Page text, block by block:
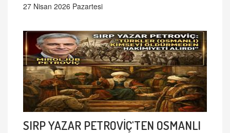
27 Nisan 2026 Pazartesi
SIRP YAZAR PETROVİÇ'TEN OSMANLI